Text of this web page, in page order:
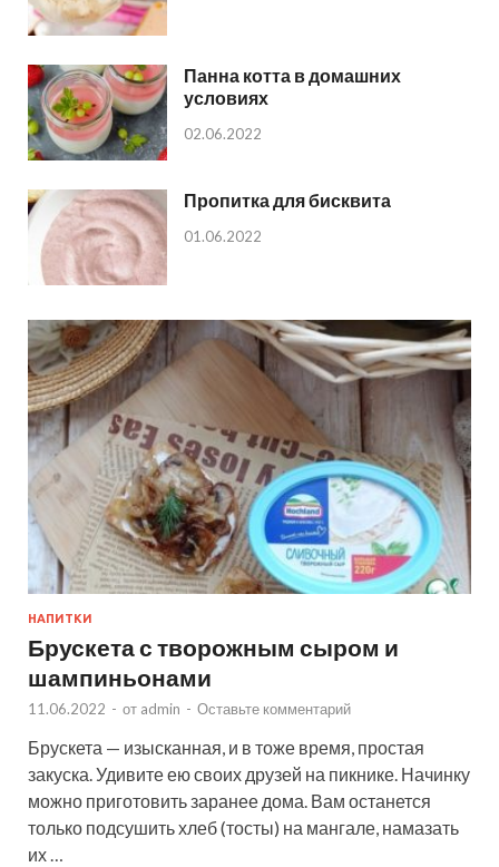
Панна котта в домашних
условиях
02.06.2022
Пропитка для бисквита
01.06.2022
НАПИТКИ
Брускета с творожным сыром и
шампиньонами
11.06.2022 - от admin - Оставьте комментарий
Брускета — изысканная, и в тоже время, простая
закуска. Удивите ею своих друзей на пикнике. Начинку
можно приготовить заранее дома. Вам останется
только подсушить хлеб (тосты) на мангале, намазать
их …